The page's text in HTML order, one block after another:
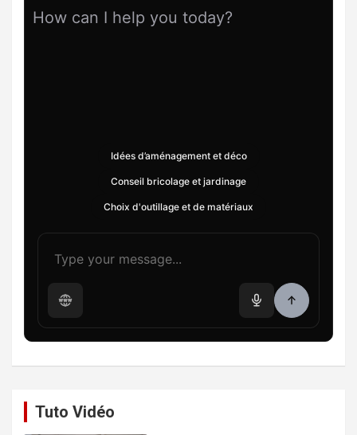
How can I help you today?
Idées d’aménagement et déco
Conseil bricolage et jardinage
Choix d'outillage et de matériaux
Tuto Vidéo